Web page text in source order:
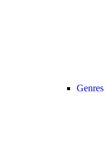
Genres